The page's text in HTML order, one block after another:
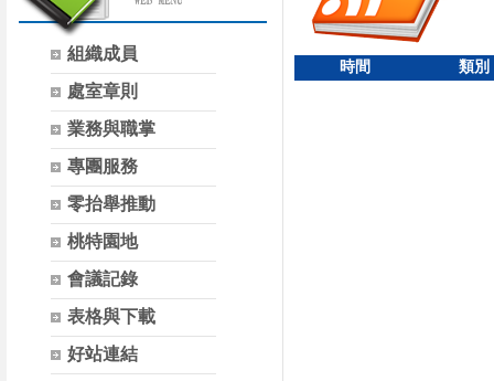
組織成員
處室章則
業務與職掌
專團服務
零抬舉推動
桃特園地
會議記錄
表格與下載
好站連結
時間 類別